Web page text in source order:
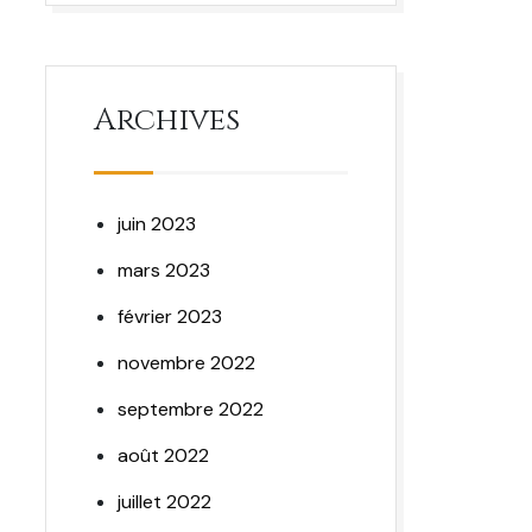
Archives
juin 2023
mars 2023
février 2023
novembre 2022
septembre 2022
août 2022
juillet 2022